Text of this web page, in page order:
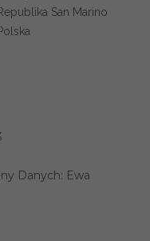
San Marino
Danych: Ewa